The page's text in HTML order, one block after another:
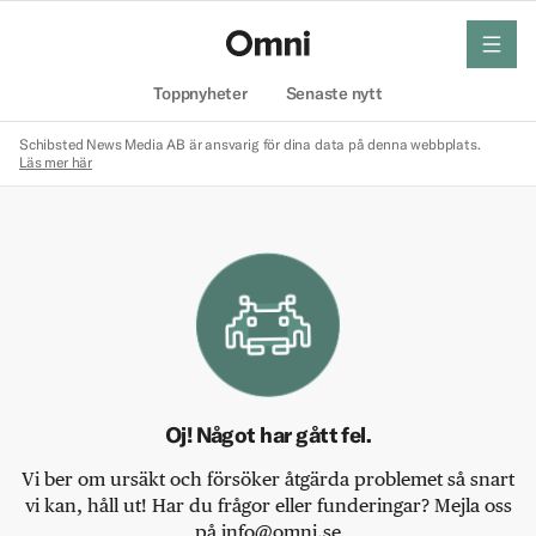
Toppnyheter Senaste nytt
meny
Schibsted News Media AB är ansvarig för dina data på denna webbplats.
Läs mer här
Oj! Något har gått fel.
Vi ber om ursäkt och försöker åtgärda problemet så snart
vi kan, håll ut! Har du frågor eller funderingar? Mejla oss